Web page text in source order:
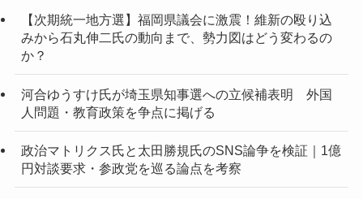
【次期統一地方選】福岡県議会に激震！維新の殴り込
みから石丸伸二氏の動向まで、勢力図はどう変わるの
か？
河合ゆうすけ氏が埼玉県知事選への立候補表明 外国
人問題・教育政策を争点に掲げる
政治マトリクス氏と太田勝規氏のSNS論争を検証｜1億
円対談要求・参政党を巡る論点を考察